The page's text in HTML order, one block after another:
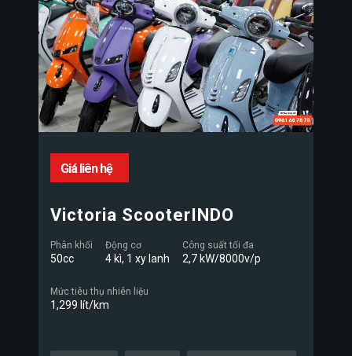
Giá liên hệ
Victoria ScooterINDO
Phân khối
50cc
Động cơ
4 kì, 1 xy lanh
Công suất tối đa
2,7 kW/8000v/p
Mức tiêu thụ nhiên liệu
1,299 lít/km